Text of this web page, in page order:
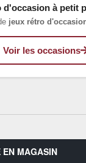
d'occasion à petit
jeux rétro
Voir les occasions
EN MAGASIN